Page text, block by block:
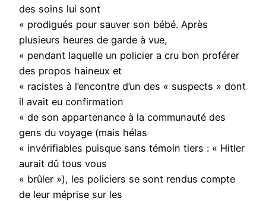
des soins lui sont
« prodigués pour sauver son bébé. Après
plusieurs heures de garde à vue,
« pendant laquelle un policier a cru bon proférer
des propos haineux et
« racistes à l’encontre d’un des « suspects » dont
il avait eu confirmation
« de son appartenance à la communauté des
gens du voyage (mais hélas
« invérifiables puisque sans témoin tiers : « Hitler
aurait dû tous vous
« brûler »), les policiers se sont rendus compte
de leur méprise sur les